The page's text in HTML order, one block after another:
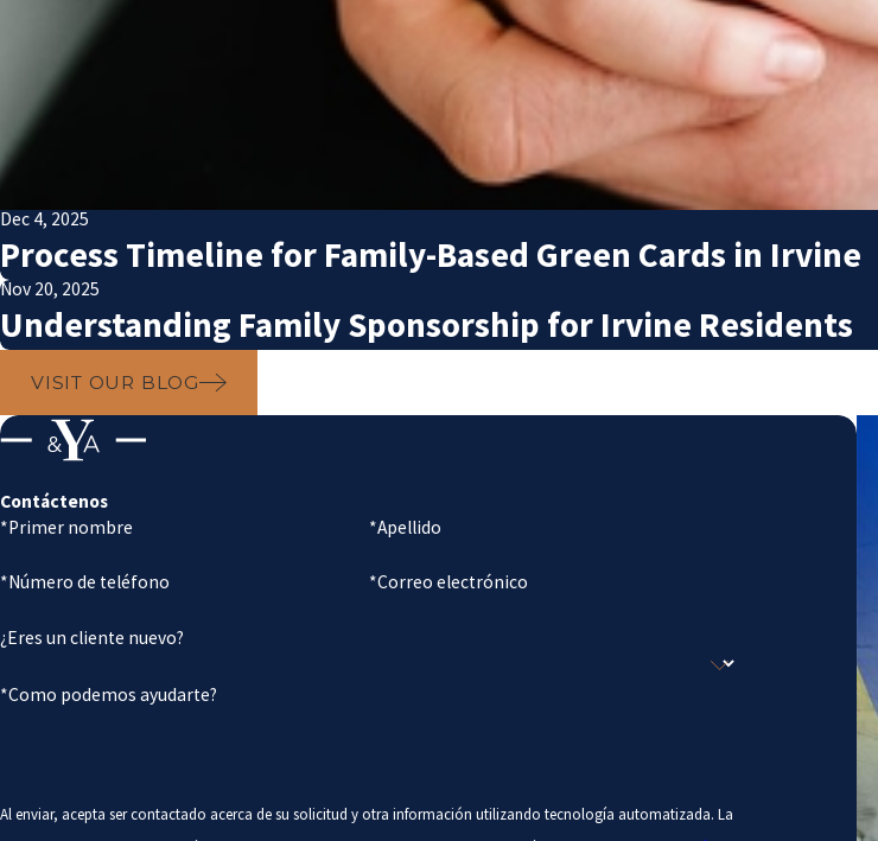
Dec 4, 2025
Process Timeline for Family-Based Green Cards in Irvine
Nov 20, 2025
Understanding Family Sponsorship for Irvine Residents
VISIT OUR BLOG
Contáctenos
*Primer nombre
*Apellido
*Número de teléfono *Correo electrónico
¿Eres un cliente nuevo?
*Como podemos ayudarte?
Al enviar, acepta ser contactado acerca de su solicitud y otra información utilizando tecnología automatizada. La